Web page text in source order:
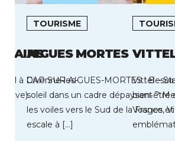
BAINS
à Divonne-les-
TOURISME
AIGUES MORTES
CAP SUR AIGUES-MORTES !
soleil dans un cadre dépaysant ?
les voiles vers le Sud de la France
escale à […]
Vittel –
bien‑être
Vosges,